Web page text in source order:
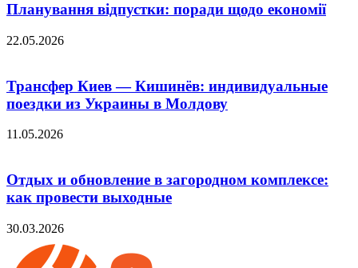
Планування відпустки: поради щодо економії
22.05.2026
Трансфер Киев — Кишинёв: индивидуальные
поездки из Украины в Молдову
11.05.2026
Отдых и обновление в загородном комплексе:
как провести выходные
30.03.2026